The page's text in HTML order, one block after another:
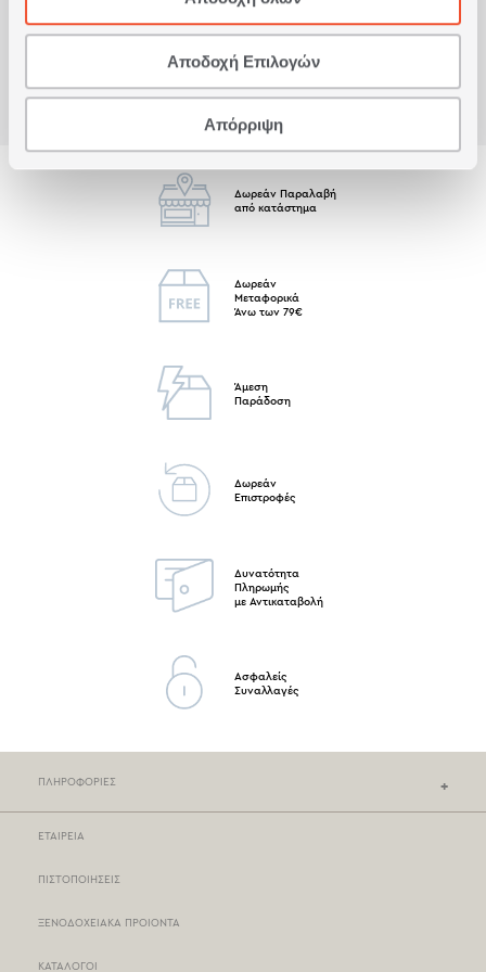
Αποδοχή Επιλογών
Απόρριψη
Είδατε πρόσφατα
Δωρεάν Παραλαβή
από κατάστημα
Δωρεάν
Μεταφορικά
Άνω των 79€
Άμεση
Παράδοση
Δωρεάν
Επιστροφές
Δυνατότητα
Πληρωμής
με Αντικαταβολή
Ασφαλείς
Συναλλαγές
ΠΛΗΡΟΦΟΡΙΕΣ
ΕΤΑΙΡΕΙΑ
ΠΙΣΤΟΠΟΙΗΣΕΙΣ
ΞΕΝΟΔΟΧΕΙΑΚΑ ΠΡΟΙΟΝΤΑ
ΚΑΤΑΛΟΓΟΙ